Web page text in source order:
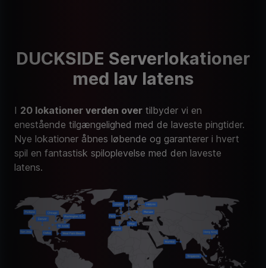
DUCKSIDE Serverlokationer
med lav latens
I 20 lokationer verden over tilbyder vi en
enestående tilgængelighed med de laveste pingtider.
Nye lokationer åbnes løbende og garanterer i hvert
spil en fantastisk spiloplevelse med den laveste
latens.